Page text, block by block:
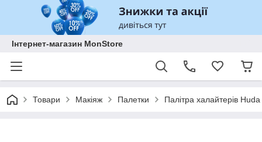
Інтернет-магазин MonStore
Товари Макіяж Палетки Палітра халайтерів